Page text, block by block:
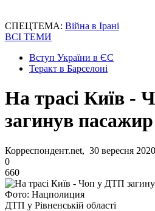
СПЕЦТЕМА: Війна в Ірані
ВСІ ТЕМИ
Вступ України в ЄС
Теракт в Барселоні
На трасі Київ -
загинув
Корреспондент.net, 30 вересня
0
660
Фото: Нацполиция
ДТП у Рівненській області